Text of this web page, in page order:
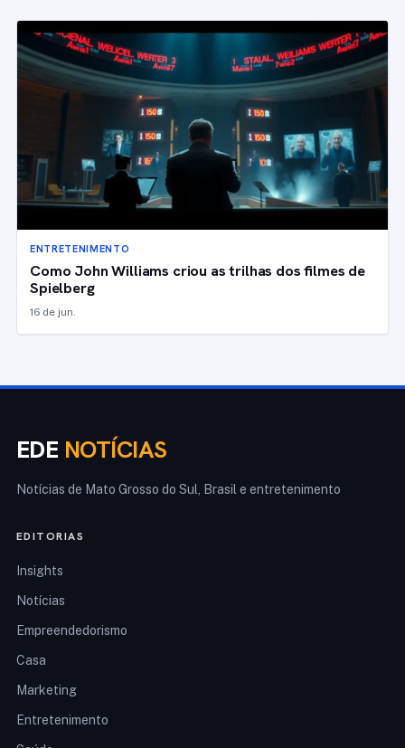
ENTRETENIMENTO
Como John Williams criou as trilhas dos filmes de
Spielberg
16 de jun.
EDE NOTÍCIAS
Notícias de Mato Grosso do Sul, Brasil e entretenimento
EDITORIAS
Insights
Notícias
Empreendedorismo
Casa
Marketing
Entretenimento